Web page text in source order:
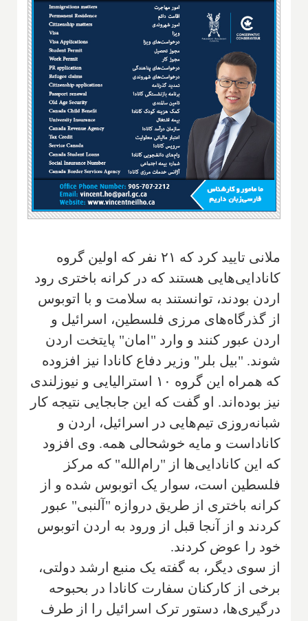
ملانی تایید کرد که ۲۱ نفر که اولین گروه
کانادایی‌هایی هستند که در کرانه باختری رود
اردن بودند، توانستند به سلامت و با اتوبوس
از گذرگاه‌های مرزی فلسطین، اسرائیل و
اردن عبور کنند و وارد "امان" پایتخت اردن
شوند. "بیل بلر" وزیر دفاع کانادا نیز افزوده
که همراه این گروه ۱۰ استرالیایی و نیوزلندی
نیز بوده‌اند. او گفت که این جابجایی نتیجه کار
شبانه‌روزی تیم‌هایی در اسرائیل، اردن و
کاناداست و مایه خوشحالی همه. وی افزود
که این کانادایی‌ها از "رام‌الله" که مرکز
فلسطین است، سوار یک اتوبوس شده و از
کرانه باختری از طریق دروازه "آلنبی" عبور
کردند و از آنجا قبل از ورود به اردن اتوبوس
خود را عوض کردند.
از سوی دیگر، به گفته یک منبع ارشد دولتی،
برخی از کارکنان سفارت کانادا در بحبوحه
درگیری‌ها، دستور ترک اسرائیل را از طرف